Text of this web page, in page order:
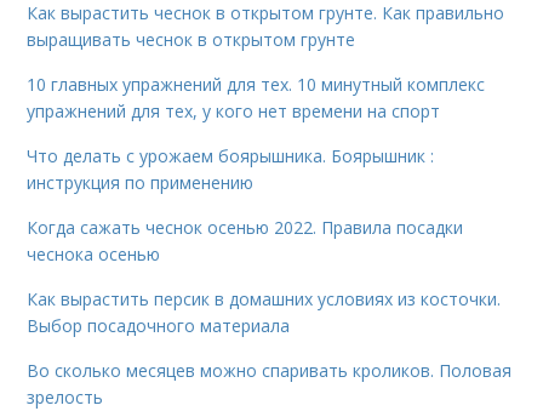
Как вырастить чеснок в открытом грунте. Как правильно
выращивать чеснок в открытом грунте
10 главных упражнений для тех. 10 минутный комплекс
упражнений для тех, у кого нет времени на спорт
Что делать с урожаем боярышника. Боярышник :
инструкция по применению
Когда сажать чеснок осенью 2022. Правила посадки
чеснока осенью
Как вырастить персик в домашних условиях из косточки.
Выбор посадочного материала
Во сколько месяцев можно спаривать кроликов. Половая
зрелость